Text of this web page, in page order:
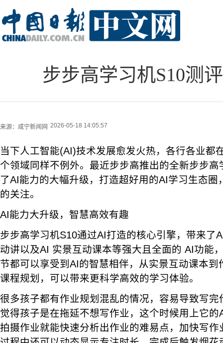
步步高学习机S10测
来源： 咸宁新闻网 2026-05-18 14:05:57
当下人工智能(AI)技术发展愈发火热，各行各业都
个领域同样不例外。最近步步高推出的全新步步
了AI能力的大幅升级，打造超好用的AI学习生态圈
的关注。
AI能力大升级，智慧高效有趣
步步高学习机S10通过AI打造的核心引擎，带来了
动讲以及AI 实景互动课本等强大且全面的 AI功能
节都可以享受到AI的智慧相伴，从实景互动课本到
课程规划，可以带来更科学高效的学习体验。
很多孩子都有作业规划混乱的情况，容易导致写
觉得孩子是在拖延不想写作业，这个时候用上它
拍摄作业就能快速分析出作业的难易点，加快写